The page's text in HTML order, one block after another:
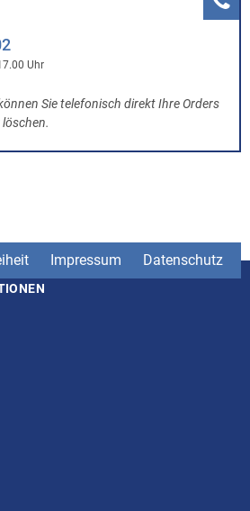
Uhr
Sie telefonisch direkt Ihre Orders
Impressum Datenschutz